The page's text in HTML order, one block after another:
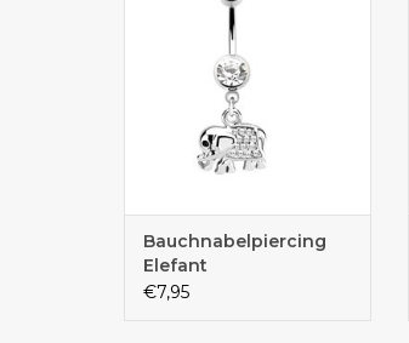
Bauchnabelpiercing
Elefant
€7,95